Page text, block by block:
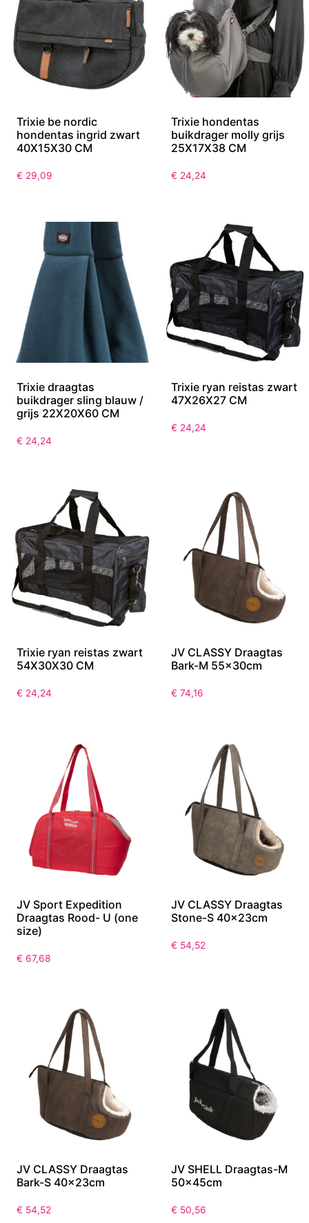
Trixie be nordic
hondentas ingrid zwart
40X15X30 CM
€ 29,09
Trixie hondentas
buikdrager molly grijs
25X17X38 CM
€ 24,24
Trixie draagtas
buikdrager sling blauw /
grijs 22X20X60 CM
€ 24,24
Trixie ryan reistas zwart
47X26X27 CM
€ 24,24
Trixie ryan reistas zwart
54X30X30 CM
€ 24,24
JV CLASSY Draagtas
Bark-M 55x30cm
€ 74,16
JV Sport Expedition
Draagtas Rood- U (one
size)
€ 67,68
JV CLASSY Draagtas
Stone-S 40x23cm
€ 54,52
JV CLASSY Draagtas
Bark-S 40x23cm
€ 54,52
JV SHELL Draagtas-M
50x45cm
€ 50,56